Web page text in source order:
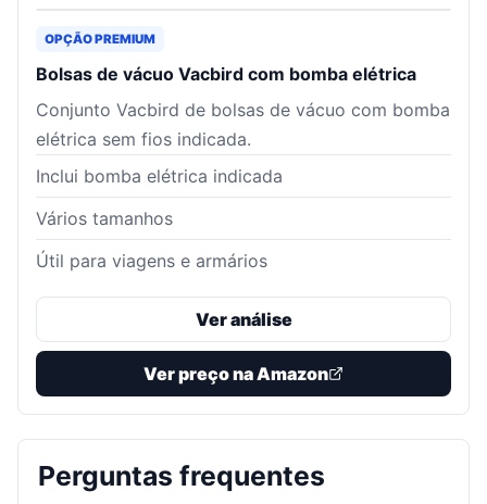
OPÇÃO PREMIUM
Bolsas de vácuo Vacbird com bomba elétrica
Conjunto Vacbird de bolsas de vácuo com bomba
elétrica sem fios indicada.
Inclui bomba elétrica indicada
Vários tamanhos
Útil para viagens e armários
Ver análise
Ver preço na Amazon
Perguntas frequentes